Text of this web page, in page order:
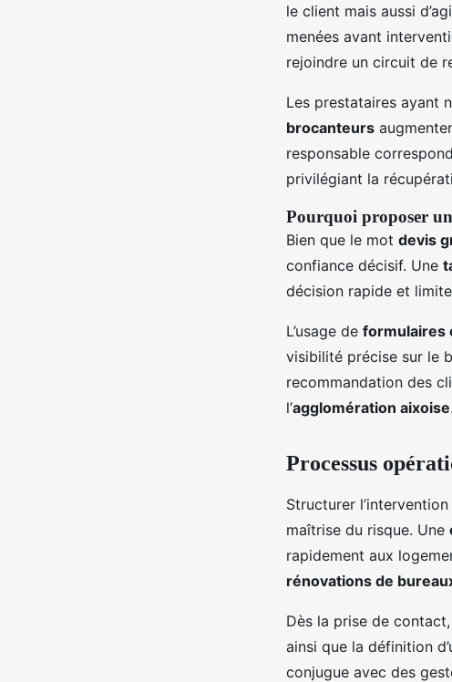
le client mais aussi
menées avant
rejoindre un circuit de
Les prestataires ayant
brocanteurs
responsable
privilégiant la
Pourquoi proposer
Bien que le mot devis
confiance décisif. Une
décision rapide et
L’usage de formulaires
visibilité précise sur le
recommandation des
l’agglomération aixoise.
Processus
Structurer
maîtrise du risque. Une
rapidement aux
rénovations de
Dès la prise de
ainsi que la définition
conjugue avec des